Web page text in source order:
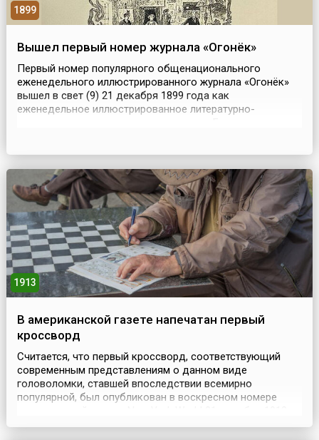
1899
Вышел первый номер журнала «Огонёк»
Первый номер популярного общенационального
еженедельного иллюстрированного журнала «Огонёк»
вышел в свет (9) 21 декабря 1899 года как
еженедельное иллюстрированное литературно-
журналом с тиражом в 1...
1913
В американской газете напечатан первый
кроссворд
Считается, что первый кроссворд, соответствующий
современным представлениям о данном виде
головоломки, ставшей впоследствии всемирно
популярной, был опубликован в воскресном номере
года. Своё название эта головоломка получила от